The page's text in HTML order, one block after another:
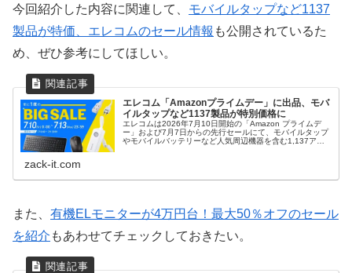
今回紹介した内容に関連して、 モバイルタップなど1137
製品が特価、エレコムのセール情報 も公開されているた
め、ぜひ参考にしてほしい。
エレコム「Amazonプライムデー」に出品、モバ
イルタップなど1137製品が特別価格に
エレコムは2026年7月10日開始の「Amazon プライムデ
ー」および7月7日からの先行セールにて、モバイルタップ
やモバイルバッテリーなど人気周辺機器を含む1,137アイ
zack-it.com
また、 有機ELモニターが4万円台！最大50％オフのセール
を紹介 もあわせてチェックしておきたい。